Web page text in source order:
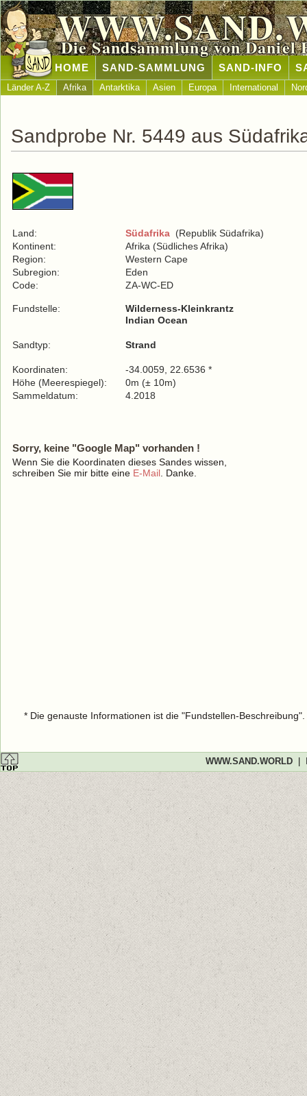
Die Sandsammlung von Daniel
HOME SAND-SAMMLUNG SAND-INFO
Länder A-Z Afrika Antarktika Asien Europa International
Sandprobe Nr. 5449 aus
Land: Südafrika (Republik Südafrika)
Kontinent:
Afrika (Südliches Afrika)
Region:
Western Cape
Subregion:
Eden
Code:
ZA-WC-ED
Fundstelle:
Wilderness-Kleinkrantz
Indian Ocean
Sandtyp: Strand
Koordinaten:
-34.0059, 22.6536 *
Höhe (Meerespiegel):
0m (± 10m)
Sammeldatum:
4.2018
Sorry, keine "Google Map" vorhanden !
Wenn Sie die Koordinaten dieses Sandes wissen,
schreiben Sie mir bitte eine E-Mail . Danke.
* Die genauste Informationen ist die "Fundstellen-
WWW.SAND.WORLD|